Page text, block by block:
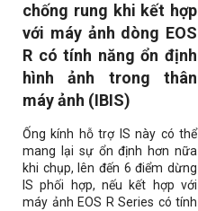
chống rung khi kết hợp
với máy ảnh dòng EOS
R có tính năng ổn định
hình ảnh trong thân
máy ảnh (IBIS)
Ống kính hỗ trợ IS này có thể
mang lại sự ổn định hơn nữa
khi chụp, lên đến 6 điểm dừng
IS phối hợp, nếu kết hợp với
máy ảnh EOS R Series có tính